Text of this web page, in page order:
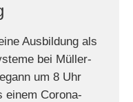
Ausbildung als
bei Müller-
um 8 Uhr
einem Corona-